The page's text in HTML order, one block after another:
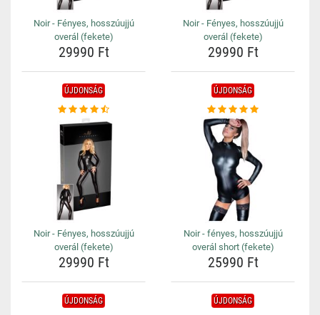
Noir - Fényes, hosszúujjú
overál (fekete)
29990 Ft
Noir - Fényes, hosszúujjú
overál (fekete)
29990 Ft
ÚJDONSÁG
Noir - Fényes, hosszúujjú
overál (fekete)
29990 Ft
ÚJDONSÁG
Noir - fényes, hosszúujjú
overál short (fekete)
25990 Ft
ÚJDONSÁG ÚJDONSÁG